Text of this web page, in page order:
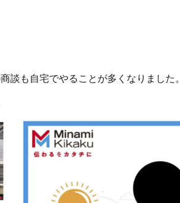
談も自宅でやることが多くなりました。